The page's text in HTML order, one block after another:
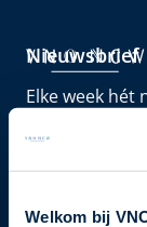
Welkom bij
Nieuwsbrief
Elke week hét
je nu in voor
Schrijf je in